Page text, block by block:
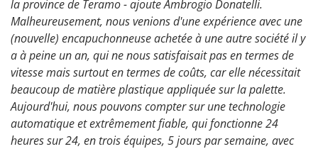
la province de Teramo - ajoute Ambrogio Donatelli.
Malheureusement, nous venions d'une expérience avec une
(nouvelle) encapuchonneuse achetée à une autre société il y
a à peine un an, qui ne nous satisfaisait pas en termes de
vitesse mais surtout en termes de coûts, car elle nécessitait
beaucoup de matière plastique appliquée sur la palette.
Aujourd'hui, nous pouvons compter sur une technologie
automatique et extrêmement fiable, qui fonctionne 24
heures sur 24, en trois équipes, 5 jours par semaine, avec